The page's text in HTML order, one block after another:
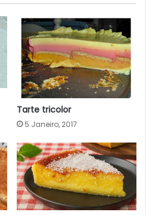
Tarte tricolor
5 Janeiro, 2017